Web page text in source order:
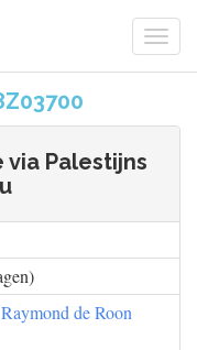
Palestijns
Raymond de Roon